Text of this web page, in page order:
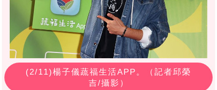
(2/11)楊子儀蔬福生活APP。（記者邱榮
吉/攝影）